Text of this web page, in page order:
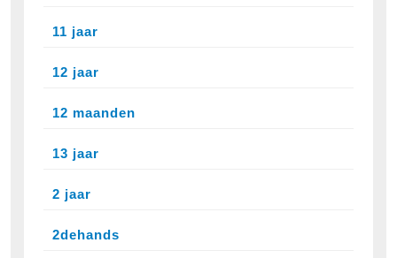
11 jaar
12 jaar
12 maanden
13 jaar
2 jaar
2dehands